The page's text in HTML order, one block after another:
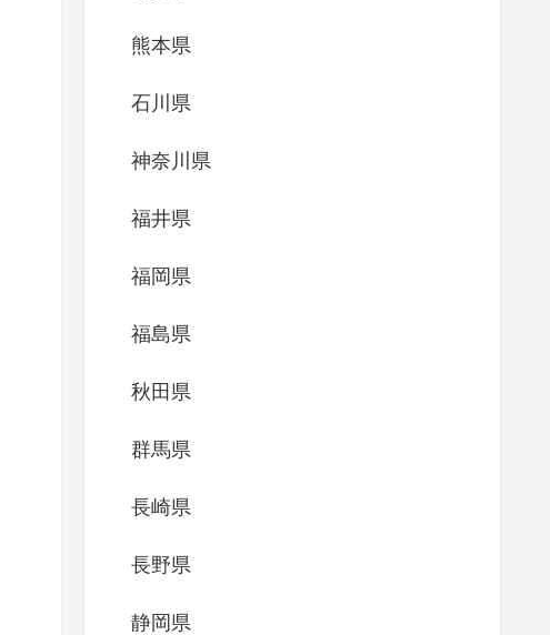
熊本県
石川県
神奈川県
福井県
福岡県
福島県
秋田県
群馬県
長崎県
長野県
静岡県